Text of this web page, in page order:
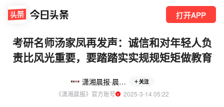
打开APP
考研名师汤家凤再发声：诚信和对年轻人负
责比风光重要，要踏踏实实规规矩矩做教育
潇湘晨报·晨视频 关注
《潇湘晨报》官方账号
  2025-3-14 05:22